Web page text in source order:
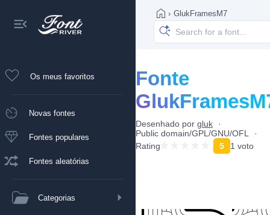
Os meus favoritos
Novas fontes
Fontes populares
Fontes aleatórias
Categorias
› GlukFramesM7
Fonte
Desenhado por gluk
Public domain/GPL/GNU/OFL
Rating
5 1 voto